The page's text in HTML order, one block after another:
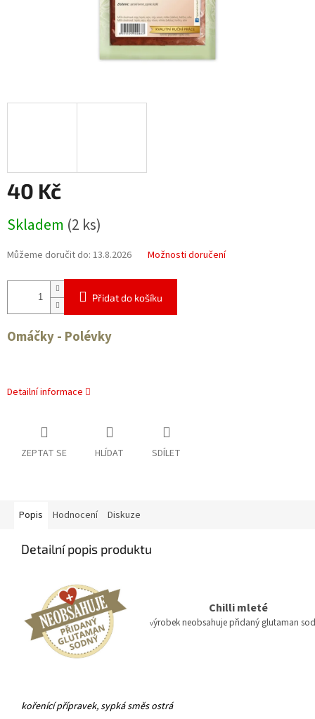
40 Kč
cena:
Skladem (2 ks)
Můžeme doručit do: 13.8.2026 Možnosti doručení
Přidat do košíku
Omáčky - Polévky
Detailní informace
ZEPTAT SE HLÍDAT SDÍLET
Popis Hodnocení Diskuze
Detailní popis produktu
Chilli mleté
výrobek neobsahuje přidaný glutaman
kořenící přípravek, sypká směs ostrá